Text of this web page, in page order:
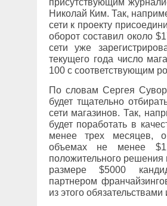
Николай Ким. Так,
сети к проекту
оборот составил около
сети уже
текущего года число
100 с соответствующим
По словам Сергея
будет тщательно
сети магазинов. Так,
будет поработать в
менее трех месяцев,
объемах не менее
положительного решения
размере $5000
партнером
из этого